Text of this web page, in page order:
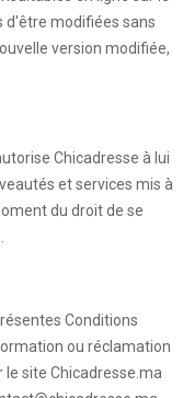
d'être modifiées sans
version modifiée,
Chicadresse à lui
et services mis à
du droit de se
Conditions
ou réclamation
site Chicadresse.ma